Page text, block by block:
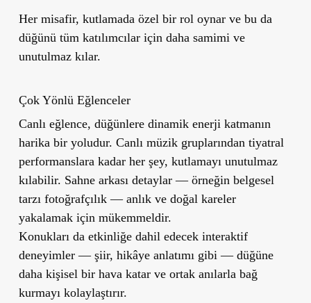
Her misafir, kutlamada özel bir rol oynar ve bu da
düğünü tüm katılımcılar için daha samimi ve
unutulmaz kılar.
Çok Yönlü Eğlenceler
Canlı eğlence, düğünlere dinamik enerji katmanın
harika bir yoludur. Canlı müzik gruplarından tiyatral
performanslara kadar her şey, kutlamayı unutulmaz
kılabilir. Sahne arkası detaylar — örneğin belgesel
tarzı fotoğrafçılık — anlık ve doğal kareler
yakalamak için mükemmeldir.
Konukları da etkinliğe dahil edecek interaktif
deneyimler— şiir, hikâye anlatımı gibi — düğüne
daha kişisel bir hava katar ve ortak anılarla bağ
kurmayı kolaylaştırır.